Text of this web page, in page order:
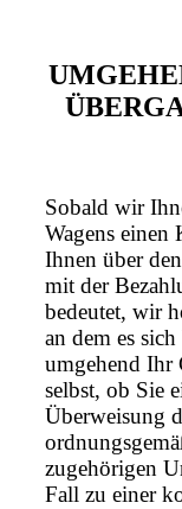
Sobald wir
Wagens einen
Ihnen über
mit der
bedeutet, wir
an dem es
umgehend Ihr
selbst, ob Sie
Überweisung
zugehörigen
Fall zu einer